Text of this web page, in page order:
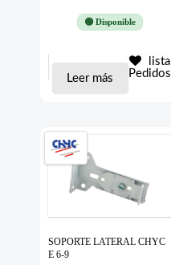
🟢 Disponible
Leer más
lista
Pedidos
SOPORTE LATERAL CHYC
E 6-9